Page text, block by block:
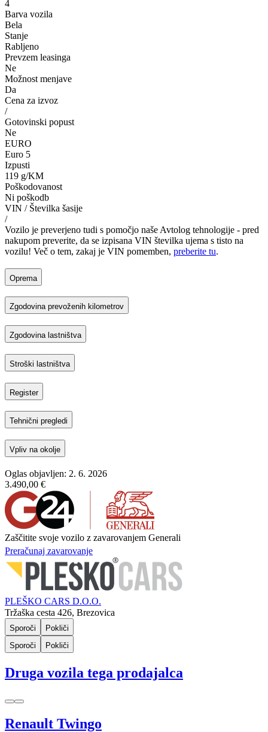
4
Barva vozila
Bela
Stanje
Rabljeno
Prevzem leasinga
Ne
Možnost menjave
Da
Cena za izvoz
/
Gotovinski popust
Ne
EURO
Euro 5
Izpusti
119 g/KM
Poškodovanost
Ni poškodb
VIN / Številka šasije
/
Vozilo je preverjeno tudi s pomočjo naše Avtolog tehnologije - pred
nakupom preverite, da se izpisana VIN številka ujema s tisto na
vozilu! Več o tem, zakaj je VIN pomemben, preberite tu.
Oprema
Zgodovina prevoženih kilometrov
Zgodovina lastništva
Stroški lastništva
Register
Tehnični pregledi
Vpliv na okolje
Oglas objavljen: 2. 6. 2026
3.490,00 €
Zaščitite svoje vozilo z zavarovanjem Generali
Preračunaj zavarovanje
PLEŠKO CARS D.O.O.
Tržaška cesta 426, Brezovica
Sporoči
Pokliči
Sporoči
Pokliči
Druga vozila tega prodajalca
Renault Twingo